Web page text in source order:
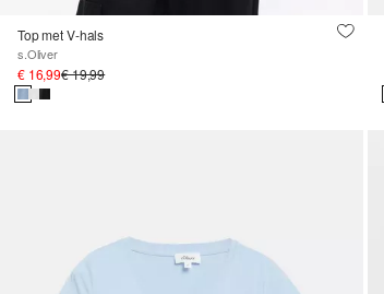
Top met V-hals
s.Oliver
€ 16,99€ 19,99